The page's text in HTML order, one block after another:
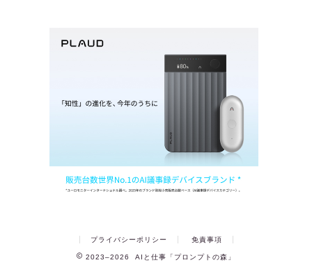
プライバシーポリシー 免責事項
2023–2026 AIと仕事「プロンプトの森」